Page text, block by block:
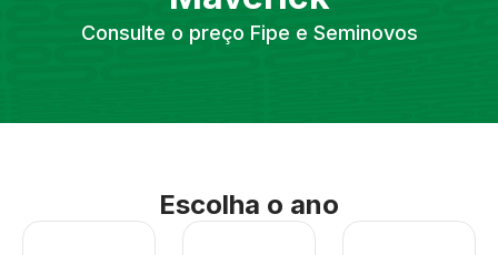
Consulte o preço Fipe e Seminovos
Escolha o ano